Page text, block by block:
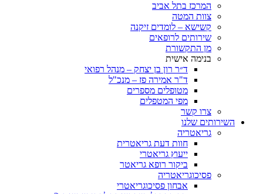
המרכז בתל אביב
צוות המטה
קשישא – לומדים זיקנה
שירותים לרופאים
מן התקשורת
בנימה אישית
ד״ר רון בן יצחק – מנהל רפואי
ד"ר אמירה פז – מנכ"ל
מטופלים מספרים
מפי המטפלים
שלנו
גריאטריה
חוות דעת גריאטרית
ייעוץ גריאטרי
ביקור רופא גריאטר
פסיכוגריאטריה
אבחון פסיכוגריאטרי